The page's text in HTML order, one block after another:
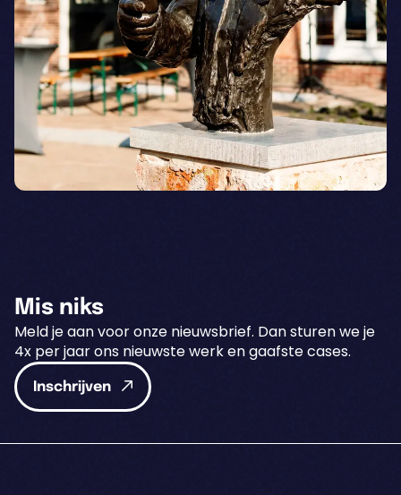
Mis niks
Meld je aan voor onze nieuwsbrief. Dan sturen we je
4x per jaar ons nieuwste werk en gaafste cases.
Inschrijven